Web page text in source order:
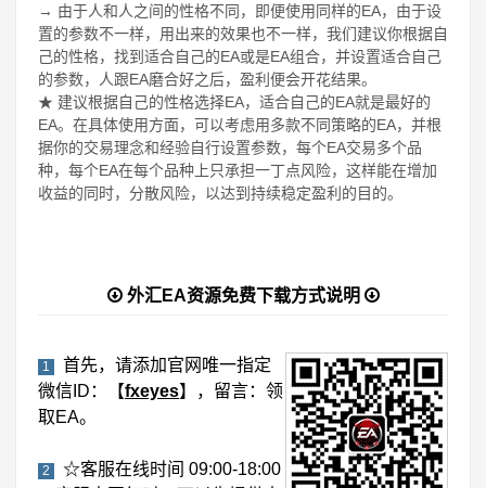
→ 由于人和人之间的性格不同，即便使用同样的EA，由于设
置的参数不一样，用出来的效果也不一样，我们建议你根据自
己的性格，找到适合自己的EA或是EA组合，并设置适合自己
的参数，人跟EA磨合好之后，盈利便会开花结果。
★ 建议根据自己的性格选择EA，适合自己的EA就是最好的
EA。在具体使用方面，可以考虑用多款不同策略的EA，并根
据你的交易理念和经验自行设置参数，每个EA交易多个品
种，每个EA在每个品种上只承担一丁点风险，这样能在增加
收益的同时，分散风险，以达到持续稳定盈利的目的。
外汇EA资源免费下载方式说明
1
首先，请添加官网唯一指定
微信ID：【fxeyes】，留言：领
取EA。
2
☆客服在线时间 09:00-18:00